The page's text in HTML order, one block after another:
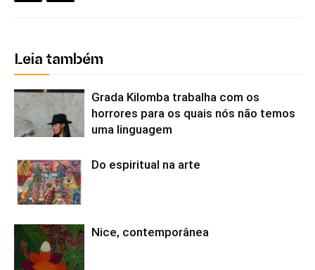
Leia também
Grada Kilomba trabalha com os
horrores para os quais nós não temos
uma linguagem
Do espiritual na arte
Nice, contemporânea